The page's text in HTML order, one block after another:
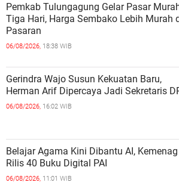
Pemkab Tulungagung Gelar Pasar
Tiga Hari, Harga Sembako Lebih Murah
Pasaran
06/08/2026, 18:38 WIB
Gerindra Wajo Susun Kekuatan Baru,
Herman Arif Dipercaya Jadi Sekretaris
06/08/2026, 16:02 WIB
Belajar Agama Kini Dibantu AI, Kemenag
Rilis 40 Buku Digital PAI
06/08/2026, 11:01 WIB